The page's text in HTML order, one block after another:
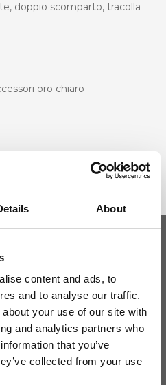
About
content and ads, to
and to analyse our traffic.
your use of our site with
and analytics partners who
that you’ve
collected from your use
doppio scomparto, tracolla
oro chiaro
alla newsletter!